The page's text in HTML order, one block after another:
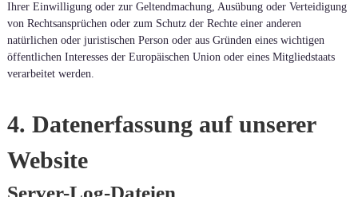
Ihrer Einwilligung oder zur Geltendmachung, Ausübung oder Verteidigung
von Rechtsansprüchen oder zum Schutz der Rechte einer anderen
natürlichen oder juristischen Person oder aus Gründen eines wichtigen
öffentlichen Interesses der Europäischen Union oder eines Mitgliedstaats
verarbeitet werden.
4. Datenerfassung auf unserer
Website